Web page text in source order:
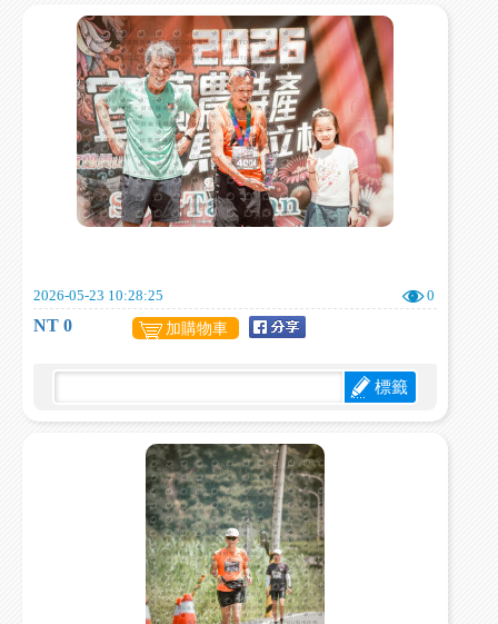
2026-05-23 10:28:25 0
NT 0 加購物車
標籤